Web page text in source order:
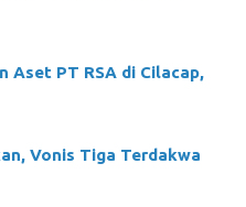
Aset PT RSA di Cilacap,
Vonis Tiga Terdakwa